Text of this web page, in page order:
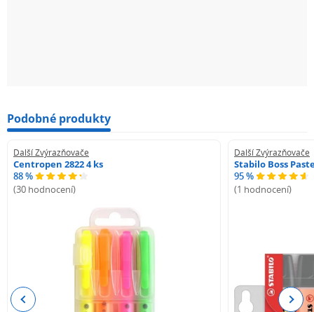
Podobné produkty
Další Zvýrazňovače
Centropen 2822 4 ks
88 %
(30 hodnocení)
Další Zvýrazňovače
Stabilo Boss
95 %
(1 hodnocení)
Previous Next